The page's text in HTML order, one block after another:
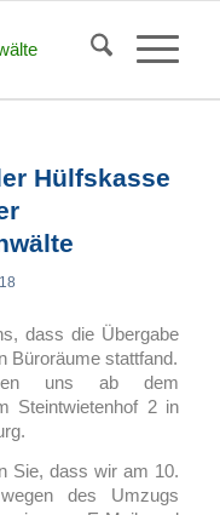
Hülfskasse
dass die Übergabe
Büroräume stattfand.
uns ab dem
Steintwietenhof 2 in
Sie, dass wir am 10.
des Umzugs